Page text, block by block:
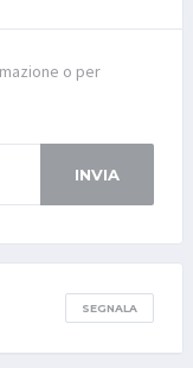
o per
INVIA
SEGNALA